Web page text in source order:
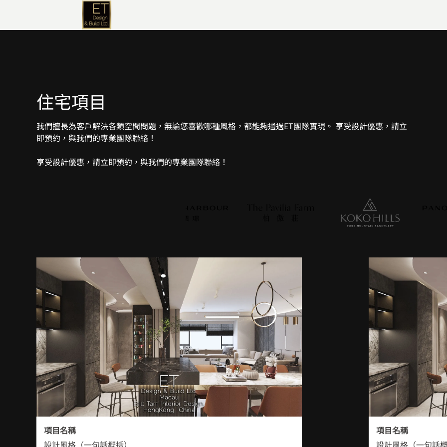
住宅項目
我們擅長為客戶解決各類空間問題，無論您喜歡哪種風格，都能夠通過ET團隊實現。 享受設計優惠，請立
即預約，與我們的專業團隊聯絡！
享受設計優惠，請立即預約，與我們的專業團隊聯絡！
項目名稱
項目名稱